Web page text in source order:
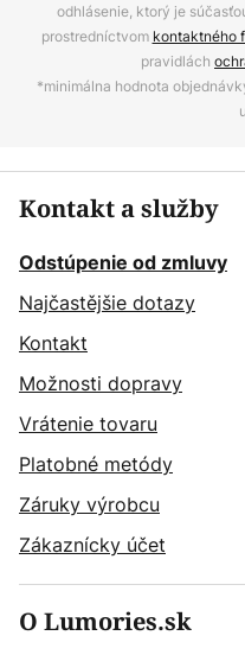
odhlásenie, ktorý je
prostredníctvom kontaktného
pravidlách
*minimálna hodnota
Kontakt a služby
Odstúpenie od zmluvy
Najčastějšie dotazy
Kontakt
Možnosti dopravy
Vrátenie tovaru
Platobné metódy
Záruky výrobcu
Zákaznícky účet
O Lumories.sk